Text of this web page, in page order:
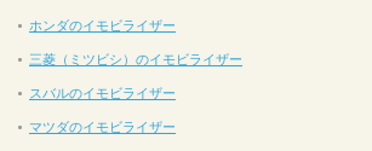
ホンダのイモビライザー
三菱（ミツビシ）のイモビライザー
スバルのイモビライザー
マツダのイモビライザー